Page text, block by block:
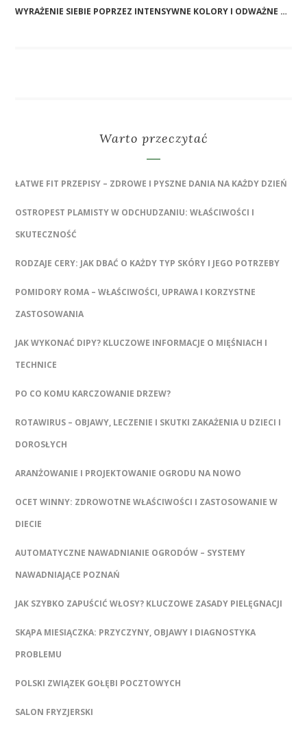
WYRAŻENIE SIEBIE POPRZEZ INTENSYWNE KOLORY I ODWAŻNE …
Warto przeczytać
ŁATWE FIT PRZEPISY – ZDROWE I PYSZNE DANIA NA KAŻDY DZIEŃ
OSTROPEST PLAMISTY W ODCHUDZANIU: WŁAŚCIWOŚCI I
SKUTECZNOŚĆ
RODZAJE CERY: JAK DBAĆ O KAŻDY TYP SKÓRY I JEGO POTRZEBY
POMIDORY ROMA – WŁAŚCIWOŚCI, UPRAWA I KORZYSTNE
ZASTOSOWANIA
JAK WYKONAĆ DIPY? KLUCZOWE INFORMACJE O MIĘŚNIACH I
TECHNICE
PO CO KOMU KARCZOWANIE DRZEW?
ROTAWIRUS – OBJAWY, LECZENIE I SKUTKI ZAKAŻENIA U DZIECI I
DOROSŁYCH
ARANŻOWANIE I PROJEKTOWANIE OGRODU NA NOWO
OCET WINNY: ZDROWOTNE WŁAŚCIWOŚCI I ZASTOSOWANIE W
DIECIE
AUTOMATYCZNE NAWADNIANIE OGRODÓW – SYSTEMY
NAWADNIAJĄCE POZNAŃ
JAK SZYBKO ZAPUŚCIĆ WŁOSY? KLUCZOWE ZASADY PIELĘGNACJI
SKĄPA MIESIĄCZKA: PRZYCZYNY, OBJAWY I DIAGNOSTYKA
PROBLEMU
POLSKI ZWIĄZEK GOŁĘBI POCZTOWYCH
SALON FRYZJERSKI